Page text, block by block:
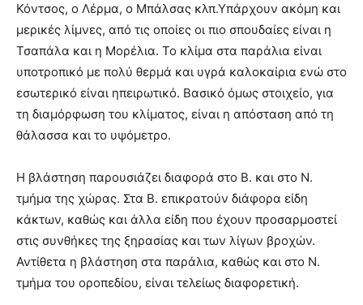
Κόντσος, ο Λέρμα, ο Μπάλσας κλπ.Υπάρχουν ακόμη και
μερικές λίμνες, από τις οποίες οι πιο σπουδαίες είναι η
Τσαπάλα και η Μορέλια. Το κλίμα στα παράλια είναι
υποτροπικό με πολύ θερμά και υγρά καλοκαίρια ενώ στο
εσωτερικό είναι ηπειρωτικό. Βασικό όμως στοιχείο, για
τη διαμόρφωση του κλίματος, είναι η απόσταση από τη
θάλασσα και το υψόμετρο.
Η βλάστηση παρουσιάζει διαφορά στο Β. και στο Ν.
τμήμα της χώρας. Στα Β. επικρατούν διάφορα είδη
κάκτων, καθώς και άλλα είδη που έχουν προσαρμοστεί
στις συνθήκες της ξηρασίας και των λίγων βροχών.
Αντίθετα η βλάστηση στα παράλια, καθώς και στο Ν.
τμήμα του οροπεδίου, είναι τελείως διαφορετική.